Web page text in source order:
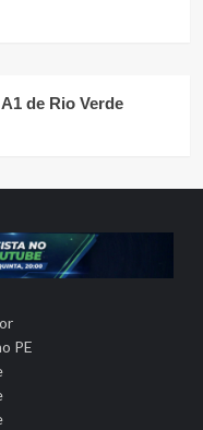
de Rio Verde
PE